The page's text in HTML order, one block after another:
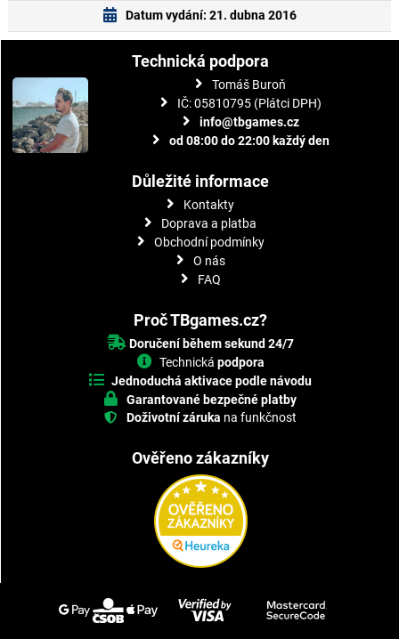
Datum vydání: 21. dubna 2016
Technická podpora
Tomáš Buroň
IČ: 05810795 (Plátci DPH)
info@tbgames.cz
od 08:00 do 22:00 každý den
Důležité informace
Kontakty
Doprava a platba
Obchodní podmínky
O nás
FAQ
Proč TBgames.cz?
Doručení během sekund 24/7
Technická podpora
Jednoduchá aktivace podle návodu
Garantované bezpečné platby
Doživotní záruka na funkčnost
Ověřeno zákazníky